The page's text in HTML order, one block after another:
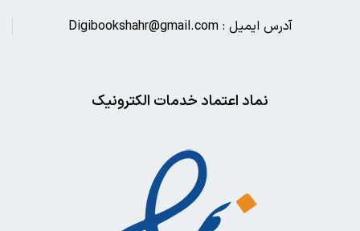
آدرس ایمیل : Digibookshahr@gmail.com
نماد اعتماد خدمات الکترونیک